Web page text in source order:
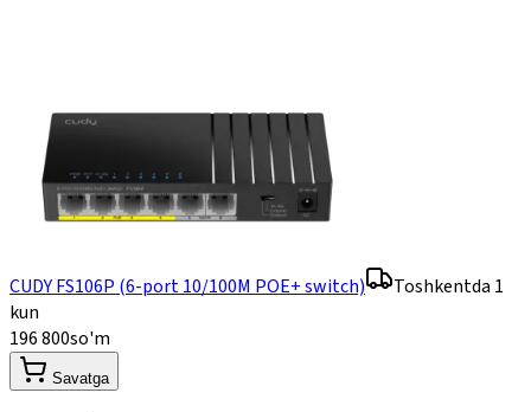
CUDY FS106P (6-port 10/100M POE+ switch)
Toshkentda 1
kun
196 800so'm
Savatga